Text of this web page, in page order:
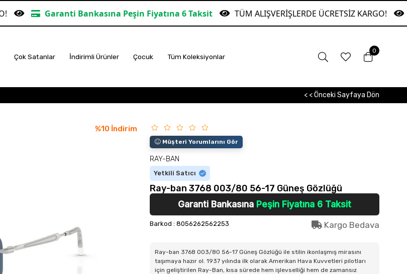
Garanti Bankasına Peşin Fiyatına 6 Taksit TÜM ALIŞVERİŞLERDE ÜCRETSİZ KARGO!
Çok Satanlar İndirimli Ürünler Çocuk Tüm Koleksiyonlar
0
< < Önceki Sayfaya Dön
%10 İndirim
Müşteri Yorumlarını Gör
RAY-BAN
Yetkili Satıcı
Ray-ban 3768 003/80 56-17 Güneş Gözlüğü
Garanti Bankasına Peşin Fiyatına 6 Taksit
Barkod : 8056262562253 Kargo Bedava
Ray-ban 3768 003/80 56-17 Güneş Gözlüğü ile stilin ikonlaşmış mirasını
taşımaya hazır ol. 1937 yılında ilk olarak Amerikan Hava Kuvvetleri pilotları
için geliştirilen Ray-Ban, kısa sürede hem işlevselliği hem de zamansız